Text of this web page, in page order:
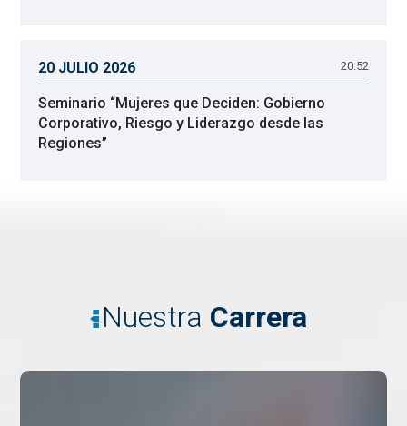
20 JULIO 2026 20:52
Seminario “Mujeres que Deciden: Gobierno
Corporativo, Riesgo y Liderazgo desde las
Regiones”
Nuestra Carrera